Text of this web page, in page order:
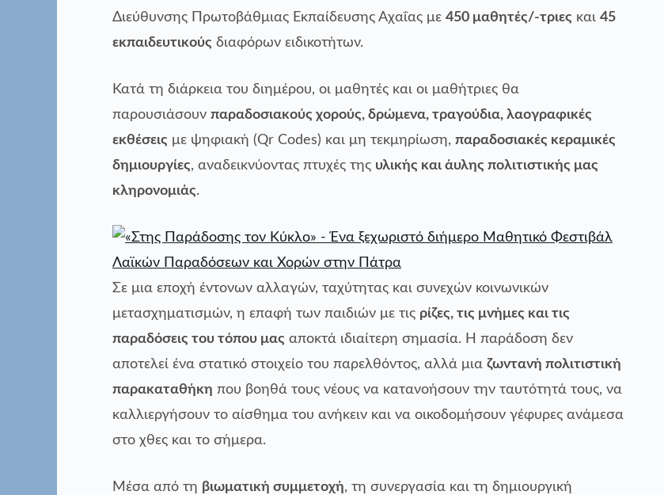
Διεύθυνσης Πρωτοβάθμιας Εκπαίδευσης Αχαΐας με 450 μαθητές/-τριες και 45
εκπαιδευτικούς διαφόρων ειδικοτήτων.
Κατά τη διάρκεια του διημέρου, οι μαθητές και οι μαθήτριες θα
παρουσιάσουν παραδοσιακούς χορούς, δρώμενα, τραγούδια, λαογραφικές
εκθέσεις με ψηφιακή (Qr Codes) και μη τεκμηρίωση, παραδοσιακές κεραμικές
δημιουργίες, αναδεικνύοντας πτυχές της υλικής και άυλης πολιτιστικής μας
κληρονομιάς.
Σε μια εποχή έντονων αλλαγών, ταχύτητας και συνεχών κοινωνικών
μετασχηματισμών, η επαφή των παιδιών με τις ρίζες, τις μνήμες και τις
παραδόσεις του τόπου μας αποκτά ιδιαίτερη σημασία. Η παράδοση δεν
αποτελεί ένα στατικό στοιχείο του παρελθόντος, αλλά μια ζωντανή πολιτιστική
παρακαταθήκη που βοηθά τους νέους να κατανοήσουν την ταυτότητά τους, να
καλλιεργήσουν το αίσθημα του ανήκειν και να οικοδομήσουν γέφυρες ανάμεσα
στο χθες και το σήμερα.
Μέσα από τη βιωματική συμμετοχή, τη συνεργασία και τη δημιουργική